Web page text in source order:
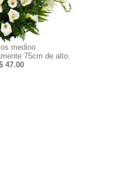
medino
75cm de alto.
47.00